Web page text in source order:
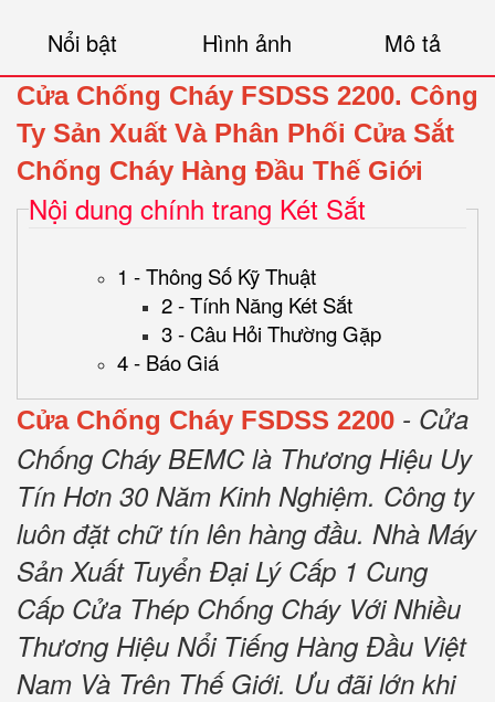
Nổi bật Hình ảnh Mô tả
Cửa Chống Cháy FSDSS 2200. Công
Ty Sản Xuất Và Phân Phối Cửa Sắt
Chống Cháy Hàng Đầu Thế Giới
Nội dung chính trang Két Sắt
1 - Thông Số Kỹ Thuật
2 - Tính Năng Két Sắt
3 - Câu Hỏi Thường Gặp
4 - Báo Giá
Cửa Chống Cháy FSDSS 2200 - Cửa
Chống Cháy BEMC là Thương Hiệu Uy
Tín Hơn 30 Năm Kinh Nghiệm. Công ty
luôn đặt chữ tín lên hàng đầu. Nhà Máy
Sản Xuất Tuyển Đại Lý Cấp 1 Cung
Cấp Cửa Thép Chống Cháy Với Nhiều
Thương Hiệu Nổi Tiếng Hàng Đầu Việt
Nam Và Trên Thế Giới. Ưu đãi lớn khi